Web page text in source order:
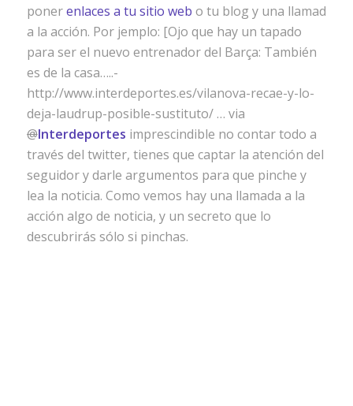
ponerenlaces a tu sitio web o tu blog y una llamad
a la acción. Por jemplo: [Ojo que hay un tapado
para ser el nuevo entrenador del Barça: También
es de la casa…..-
http://www.interdeportes.es/vilanova-recae-y-lo-
deja-laudrup-posible-sustituto/ … via
@Interdeportes imprescindible no contar todo a
través del twitter, tienes que captar la atención del
seguidor y darle argumentos para que pinche y
lea la noticia. Como vemos hay una llamada a la
acción algo de noticia, y un secreto que lo
descubrirás sólo si pinchas.